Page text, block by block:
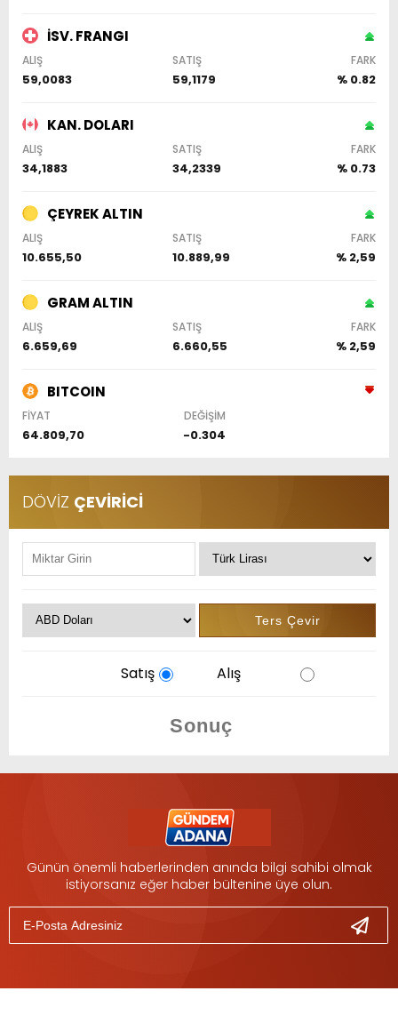
İSV. FRANGI
ALIŞ SATIŞ FARK
59,0083 59,1179 % 0.82
KAN. DOLARI
ALIŞ SATIŞ FARK
34,1883 34,2339 % 0.73
ÇEYREK ALTIN
ALIŞ SATIŞ FARK
10.655,50 10.889,99 % 2,59
GRAM ALTIN
ALIŞ SATIŞ FARK
6.659,69 6.660,55 % 2,59
BITCOIN
FİYAT DEĞİŞİM
64.809,70 -0.304
DÖVİZ ÇEVİRİCİ
Satış Alış
Günün önemli haberlerinden anında bilgi sahibi olmak
istiyorsanız eğer haber bültenine üye olun.